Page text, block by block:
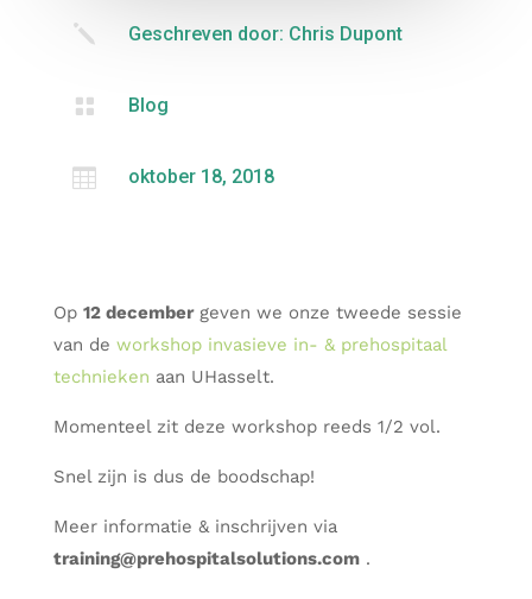
j Geschreven door: Chris Dupont
 Blog
 oktober 18, 2018
Op 12 decembergeven we onze tweede sessie
van de workshop invasieve in- & prehospitaal
technieken aan UHasselt.
Momenteel zit deze workshop reeds 1/2 vol.
Snel zijn is dus de boodschap!
Meer informatie & inschrijven via
training@prehospitalsolutions.com.